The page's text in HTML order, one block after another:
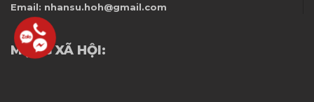
Email: nhansu.hoh@gmail.com
MẠNG XÃ HỘI: